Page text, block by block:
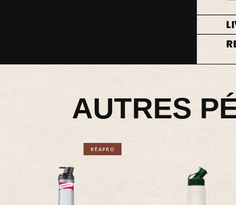
AUTRES